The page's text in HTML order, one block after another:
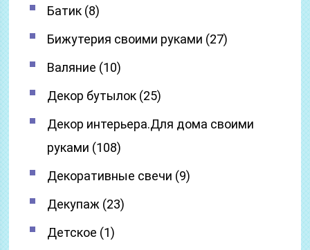
Батик (8)
Бижутерия своими руками (27)
Валяние (10)
Декор бутылок (25)
Декор интерьера.Для дома своими
руками (108)
Декоративные свечи (9)
Декупаж (23)
Детское (1)